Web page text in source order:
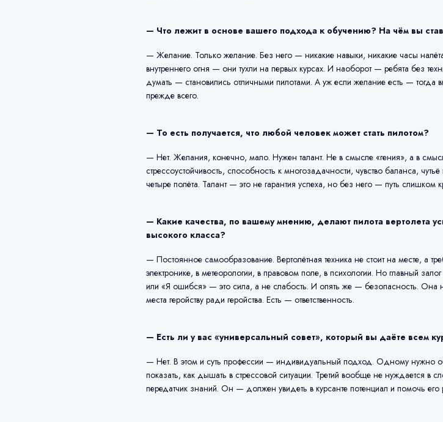
— Что лежит в основе вашего подхода к обучению? На чём вы
— Желание. Только желание. Без него — никакие навыки, никакие часы
внутреннего огня — они тухли на первых курсах. И наоборот — ребята без
думать — становились отличными пилотами. А уж если желание есть — тогда
прежде всего.
— То есть получается, что любой человек может стать пилотом?
— Нет. Желания, конечно, мало. Нужен талант. Не в смысле «гения», а в
стрессоустойчивость, способность к многозадачности, чувство баланса,
четыре полёта. Талант — это не гарантия успеха, но без него — путь слишком
— Какие качества, по вашему мнению, делают пилота вертолета
высокого класса?
— Постоянное самообразование. Вертолётная техника не стоит на месте, а
электронике, в метеорологии, в правовом поле, в психологии. Но главный
или «Я ошибся» — это сила, а не слабость. И опять же — безопасность. Она
места геройству ради геройства. Есть — ответственность.
— Есть ли у вас «универсальный совет», который вы даёте всем
— Нет. В этом и суть профессии — индивидуальный подход. Одному нужно
показать, как дышать в стрессовой ситуации. Третий вообще не нуждается в
передатчик знаний. Он — должен увидеть в курсанте потенциал и помочь его